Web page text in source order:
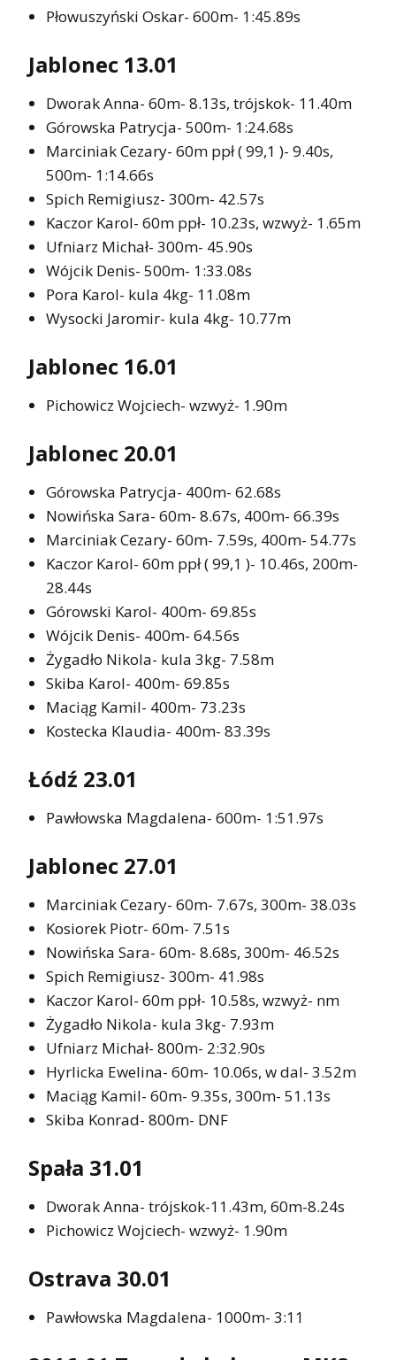
Płowuszyński Oskar- 600m- 1:45.89s
Jablonec 13.01
Dworak Anna- 60m- 8.13s, trójskok- 11.40m
Górowska Patrycja- 500m- 1:24.68s
Marciniak Cezary- 60m ppł ( 99,1 )- 9.40s,
500m- 1:14.66s
Spich Remigiusz- 300m- 42.57s
Kaczor Karol- 60m ppł- 10.23s, wzwyż- 1.65m
Ufniarz Michał- 300m- 45.90s
Wójcik Denis- 500m- 1:33.08s
Pora Karol- kula 4kg- 11.08m
Wysocki Jaromir- kula 4kg- 10.77m
Jablonec 16.01
Pichowicz Wojciech- wzwyż- 1.90m
Jablonec 20.01
Górowska Patrycja- 400m- 62.68s
Nowińska Sara- 60m- 8.67s, 400m- 66.39s
Marciniak Cezary- 60m- 7.59s, 400m- 54.77s
Kaczor Karol- 60m ppł ( 99,1 )- 10.46s, 200m-
28.44s
Górowski Karol- 400m- 69.85s
Wójcik Denis- 400m- 64.56s
Żygadło Nikola- kula 3kg- 7.58m
Skiba Karol- 400m- 69.85s
Maciąg Kamil- 400m- 73.23s
Kostecka Klaudia- 400m- 83.39s
Łódź 23.01
Pawłowska Magdalena- 600m- 1:51.97s
Jablonec 27.01
Marciniak Cezary- 60m- 7.67s, 300m- 38.03s
Kosiorek Piotr- 60m- 7.51s
Nowińska Sara- 60m- 8.68s, 300m- 46.52s
Spich Remigiusz- 300m- 41.98s
Kaczor Karol- 60m ppł- 10.58s, wzwyż- nm
Żygadło Nikola- kula 3kg- 7.93m
Ufniarz Michał- 800m- 2:32.90s
Hyrlicka Ewelina- 60m- 10.06s, w dal- 3.52m
Maciąg Kamil- 60m- 9.35s, 300m- 51.13s
Skiba Konrad- 800m- DNF
Spała 31.01
Dworak Anna- trójskok-11.43m, 60m-8.24s
Pichowicz Wojciech- wzwyż- 1.90m
Ostrava 30.01
Pawłowska Magdalena- 1000m- 3:11